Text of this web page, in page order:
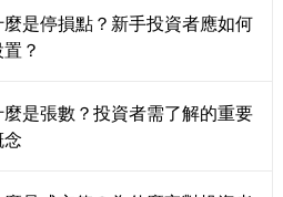
麼是停損點？新手投資者應如何
？
麼是張數？投資者需了解的重要
念